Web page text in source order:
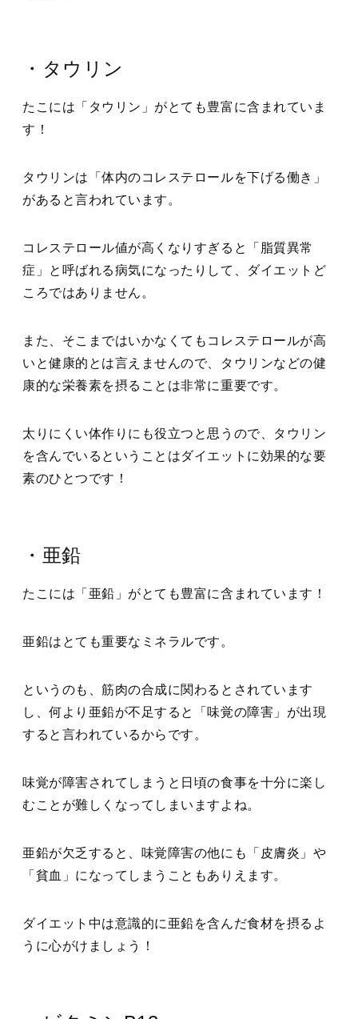
・タウリン
たこには「タウリン」がとても豊富に含まれていま
す！
タウリンは「体内のコレステロールを下げる働き」
があると言われています。
コレステロール値が高くなりすぎると「脂質異常
症」と呼ばれる病気になったりして、ダイエットど
ころではありません。
また、そこまではいかなくてもコレステロールが高
いと健康的とは言えませんので、タウリンなどの健
康的な栄養素を摂ることは非常に重要です。
太りにくい体作りにも役立つと思うので、タウリン
を含んでいるということはダイエットに効果的な要
素のひとつです！
・亜鉛
たこには「亜鉛」がとても豊富に含まれています！
亜鉛はとても重要なミネラルです。
というのも、筋肉の合成に関わるとされています
し、何より亜鉛が不足すると「味覚の障害」が出現
すると言われているからです。
味覚が障害されてしまうと日頃の食事を十分に楽し
むことが難しくなってしまいますよね。
亜鉛が欠乏すると、味覚障害の他にも「皮膚炎」や
「貧血」になってしまうこともありえます。
ダイエット中は意識的に亜鉛を含んだ食材を摂るよ
うに心がけましょう！